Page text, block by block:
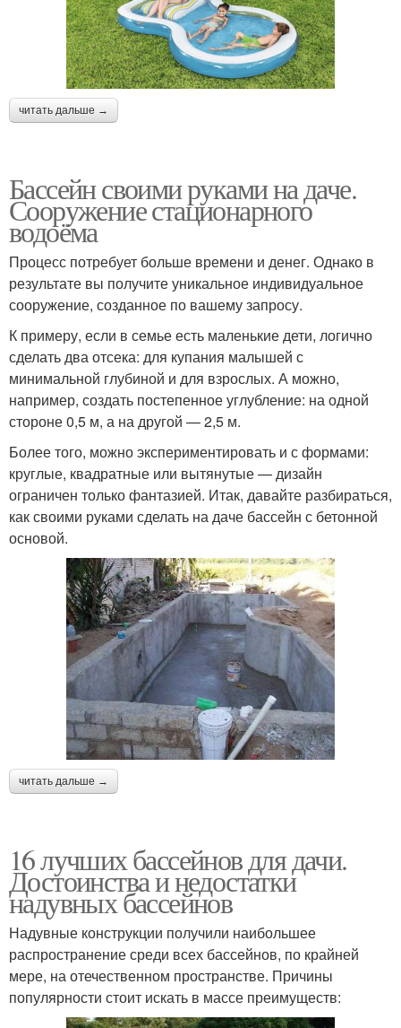
читать дальше →
Бассейн своими руками на даче.
Сооружение стационарного
водоёма
Процесс потребует больше времени и денег. Однако в
результате вы получите уникальное индивидуальное
сооружение, созданное по вашему запросу.
К примеру, если в семье есть маленькие дети, логично
сделать два отсека: для купания малышей с
минимальной глубиной и для взрослых. А можно,
например, создать постепенное углубление: на одной
стороне 0,5 м, а на другой — 2,5 м.
Более того, можно экспериментировать и с формами:
круглые, квадратные или вытянутые — дизайн
ограничен только фантазией. Итак, давайте разбираться,
как своими руками сделать на даче бассейн с бетонной
основой.
читать дальше →
16 лучших бассейнов для дачи.
Достоинства и недостатки
надувных бассейнов
Надувные конструкции получили наибольшее
распространение среди всех бассейнов, по крайней
мере, на отечественном пространстве. Причины
популярности стоит искать в массе преимуществ: